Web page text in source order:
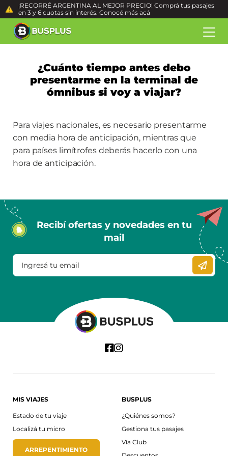
¡RECORRÉ ARGENTINA AL MEJOR PRECIO! Comprá tus pasajes
en 3 y 6 cuotas sin interés. Conocé más acá
¿Cuánto tiempo antes debo
presentarme en la terminal de
ómnibus si voy a viajar?
Para viajes nacionales, es necesario presentarme
con media hora de anticipación, mientras que
para países limítrofes deberás hacerlo con una
hora de anticipación.
Recibí ofertas y novedades en tu
mail
MIS VIAJES
Estado de tu viaje
Localizá tu micro
ARREPENTIMIENTO
BUSPLUS
¿Quiénes somos?
Gestiona tus pasajes
Vía Club